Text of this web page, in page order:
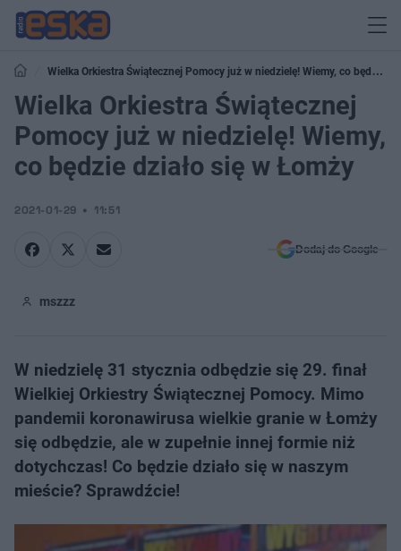
Wielka Orkiestra Świątecznej Pomocy już w niedzielę! Wiemy, co będzie
działo się w Łomży
Wielka Orkiestra Świątecznej
Pomocy już w niedzielę! Wiemy,
co będzie działo się w Łomży
2021-01-29 11:51
Dodaj do Google
mszzz
W niedzielę 31 stycznia odbędzie się 29. finał
Wielkiej Orkiestry Świątecznej Pomocy. Mimo
pandemii koronawirusa wielkie granie w Łomży
się odbędzie, ale w zupełnie innej formie niż
dotychczas! Co będzie działo się w naszym
mieście? Sprawdźcie!